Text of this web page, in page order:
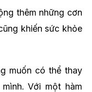
thêm những cơn
khiến sức khỏe
muốn có thể thay
Với một hàm